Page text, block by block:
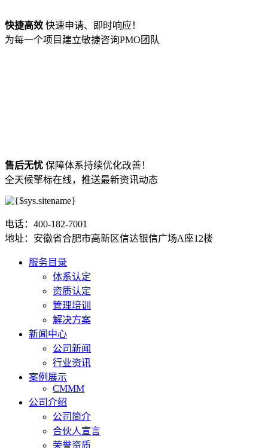
快捷高效 快速申请、即时响应！
为每一个项目建立敏捷咨询PMO团队
售后无忧 保障体系持续优化改善！
全天候擎标在线，推送最新资讯动态
电话：400-182-7001
地址：安徽省合肥市高新区信达银信广场A座12楼
服务目录
体系认定
资质认定
管理培训
解决方案
新闻中心
公司新闻
行业资讯
案例展示
CMMM
公司介绍
公司简介
合伙人宣言
荣誉资质